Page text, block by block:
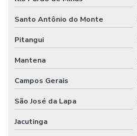
Santo Antônio do Monte
Pitangui
Mantena
Campos Gerais
São José da Lapa
Jacutinga